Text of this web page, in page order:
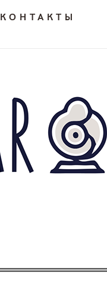
КОНТАКТЫ